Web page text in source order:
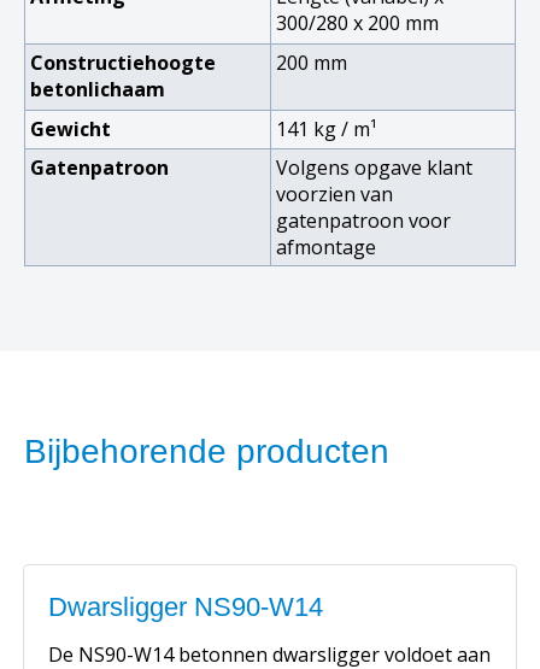
300/280 x 200 mm
Constructiehoogte
betonlichaam
200 mm
Gewicht 141 kg / m¹
Gatenpatroon
Volgens opgave klant
voorzien van
gatenpatroon voor
afmontage
Bijbehorende producten
Dwarsligger NS90-W14
De NS90-W14 betonnen dwarsligger voldoet aan